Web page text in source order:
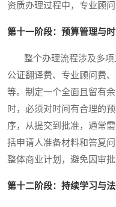
资质办理过程中，专业顾
第十一阶段：预算管理与
整个办理流程涉及多项
公证翻译费、专业顾问费
等。制定一个全面且留有
时，必须对时间有合理的
序，从提交到批准，通常
括申请人准备材料和答复
整体商业计划，避免因审
第十二阶段：持续学习与